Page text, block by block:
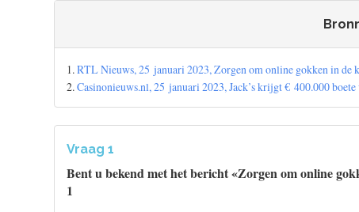
1.RTL Nieuws, 25 januari 2023, Zorgen om online gokken in de
2.Casinonieuws.nl, 25 januari 2023, Jack’s krijgt € 400.000
Vraag 1
Bent u bekend met het bericht «Zorgen om online
1